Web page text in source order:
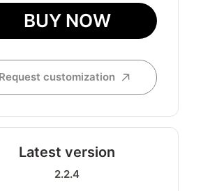
BUY NOW
Request customization
Latest version
2.2.4